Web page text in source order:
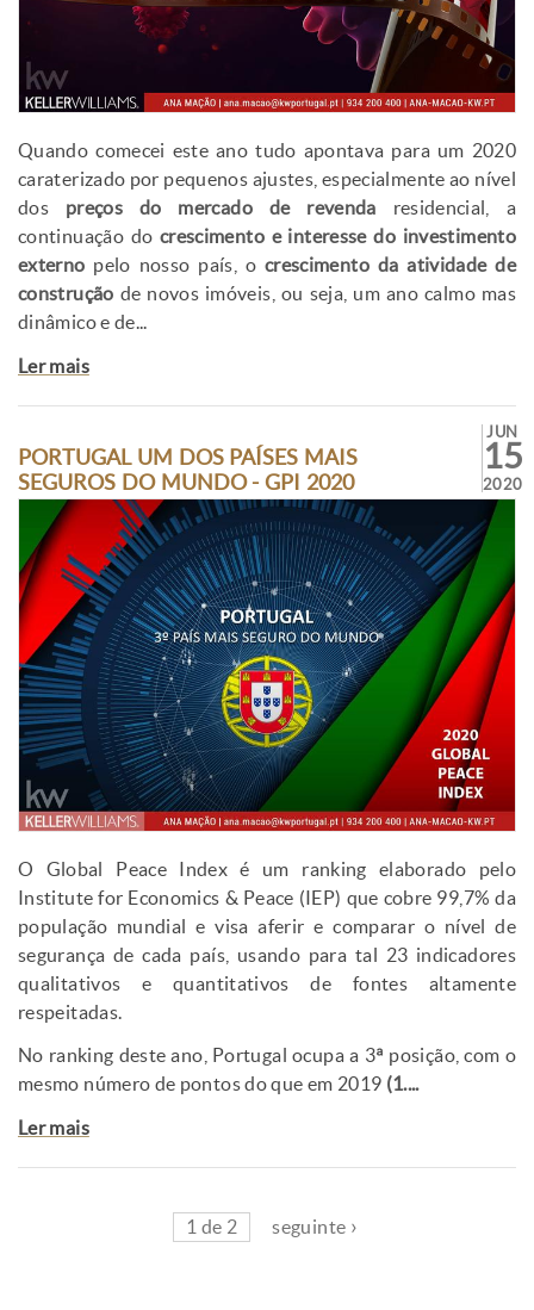
Quando comecei este ano tudo apontava para um 2020
caraterizado por pequenos ajustes, especialmente ao nível
dos preços do mercado de revenda residencial, a
continuação do crescimento e interesse do investimento
externo pelo nosso país, o crescimento da atividade de
construção de novos imóveis, ou seja, um ano calmo mas
dinâmico e de...
Ler mais
PORTUGAL UM DOS PAÍSES MAIS
SEGUROS DO MUNDO - GPI 2020
JUN
15
2020
O Global Peace Index é um ranking elaborado pelo
Institute for Economics & Peace (IEP) que cobre 99,7% da
população mundial e visa aferir e comparar o nível de
segurança de cada país, usando para tal 23 indicadores
qualitativos e quantitativos de fontes altamente
respeitadas.
No ranking deste ano, Portugal ocupa a 3ª posição, com o
mesmo número de pontos do que em 2019 (1....
Ler mais
1 de 2 seguinte ›